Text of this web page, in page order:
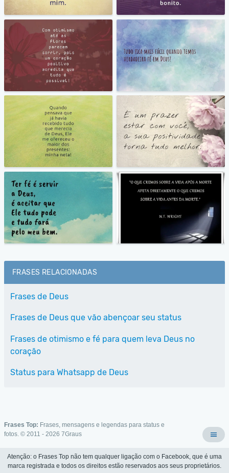
FRASES RELACIONADAS
Frases de Deus
Frases de Deus que vão abençoar seu status
Frases de otimismo e fé para quem leva Deus no
coração
Status para Whatsapp de Deus
Frases Top: Frases, mensagens e legendas para status e
fotos. © 2011 - 2026 7Graus
Atenção: o Frases Top não tem qualquer ligação com o Facebook, que é uma
marca registrada e todos os direitos estão reservados aos seus proprietários.